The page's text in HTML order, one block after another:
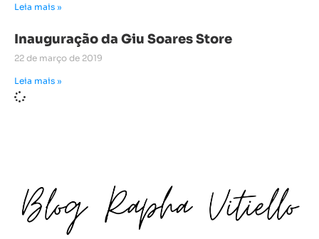
Leia mais »
Inauguração da Giu Soares Store
22 de março de 2019
Leia mais »